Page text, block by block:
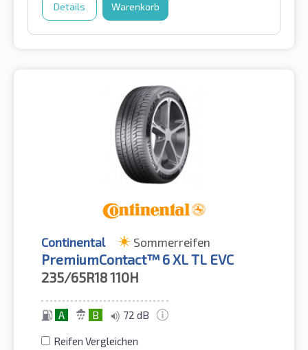
Details Warenkorb
Continental Sommerreifen
PremiumContact™ 6 XL TL EVC
235/65R18110H
A B 72 dB
Reifen Vergleichen